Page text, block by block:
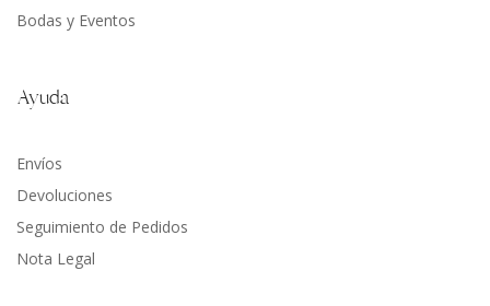
Bodas y Eventos
Ayuda
Envíos
Devoluciones
Seguimiento de Pedidos
Nota Legal